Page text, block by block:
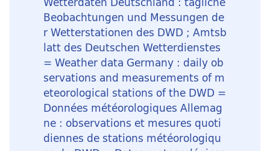
Beobachtungen und Messungen de
r Wetterstationen des DWD ; Amtsb
latt des Deutschen Wetterdienstes
= Weather data Germany : daily ob
servations and measurements of m
eteorological stations of the DWD =
Données météorologiques Allemag
ne : observations et mesures quoti
diennes de stations météorologiqu